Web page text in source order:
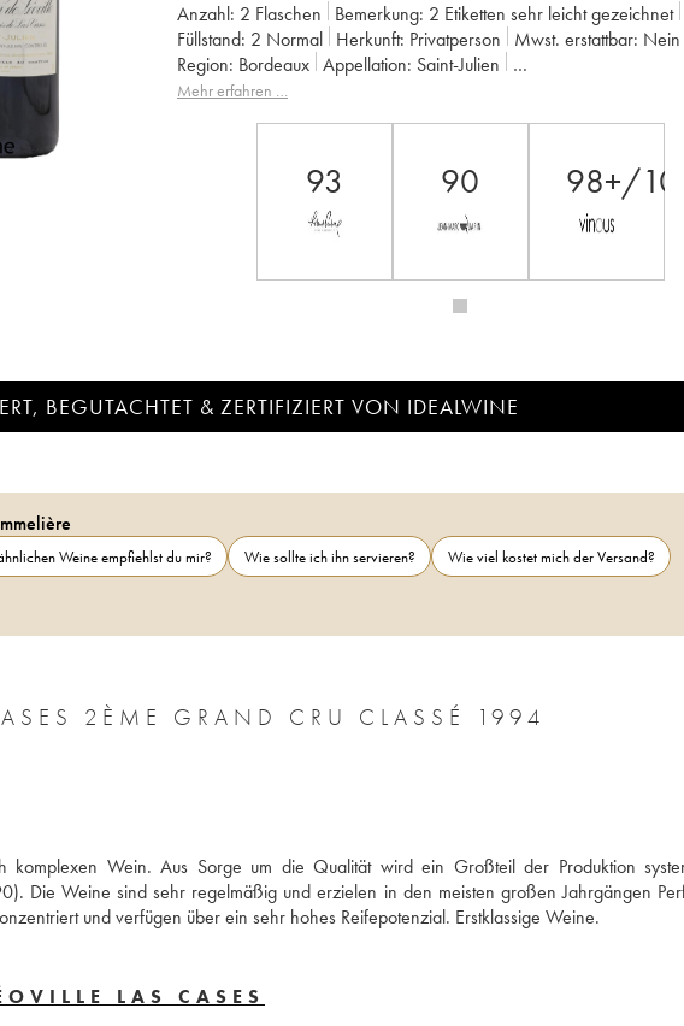
Anzahl: 2 Flaschen Bemerkung: 2 Etiketten sehr leicht gezeichnet
Füllstand: 2 Normal Herkunft: privatperson Mwst. erstattbar:
nein
Region:
Bordeaux Appellation:
Saint-Julien
Klassifizierung:
Mehr erfahren …
93 90 98+/100
BEGUTACHTET & ZERTIFIZIERT VON IDEALWINE
Weine empfiehlst du mir? Wie sollte ich ihn servieren?
Wie viel kostet mich der Versand?
CHÂTEAU LÉOVILLE LAS CASES 2ÈME GRAND CRU CLASSÉ 1994
komplexen Wein. Aus Sorge um die Qualität wird ein Großteil der Produktion
Die Weine sind sehr regelmäßig und erzielen in den meisten großen Jahrgängen
und verfügen über ein sehr hohes Reifepotenzial. Erstklassige Weine.
LAS CASES